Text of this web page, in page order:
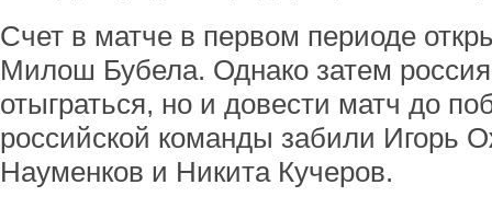
Счет в матче в первом периоде
Милош Бубела. Однако затем
отыграться, но и довести матч до
российской команды забили Игорь
Науменков и Никита Кучеров.